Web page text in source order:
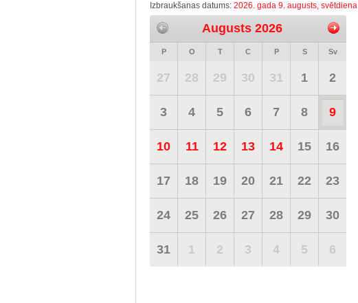
Izbraukšanas datums: 2026. gada 9. augusts, svētdiena
Augusts 2026
P O T C P S Sv
27 28 29 30 31 1 2
3 4 5 6 7 8 9
10 11 12 13 14 15 16
17 18 19 20 21 22 23
24 25 26 27 28 29 30
31 1 2 3 4 5 6